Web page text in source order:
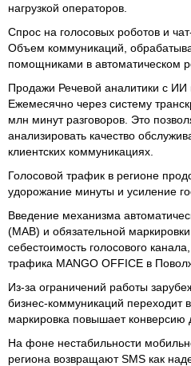
нагрузкой операторов.
Спрос на голосовых роботов и
Объем коммуникаций,
помощниками в автоматическом
Продажи Речевой аналитики с ИИ
Ежемесячно через систему
млн минут разговоров. Это
анализировать качество
клиентских коммуникациях.
Голосовой трафик в регионе
удорожание минуты и усиление
Введение механизма
(МАВ) и обязательной маркировки
себестоимость голосового
трафика MANGO OFFICE в
Из-за ограничений работы
бизнес-коммуникаций переходит
маркировка повышает конверсию
На фоне нестабильности
региона возвращают SMS как